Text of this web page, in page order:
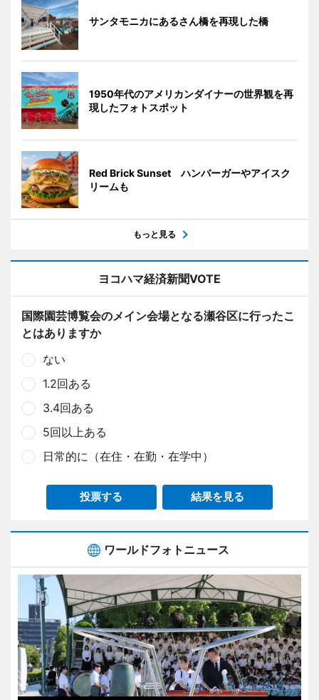
サンタモニカにあるさん橋を再現した橋
1950年代のアメリカンダイナーの世界観を再
現したフォトスポット
Red Brick Sunset ハンバーガーやアイスク
リームも
もっと見る
ヨコハマ経済新聞VOTE
国際園芸博覧会のメイン会場となる瀬谷区に行ったこ
とはありますか
ない
1.2回ある
3.4回ある
5回以上ある
日常的に（在住・在勤・在学中）
投票する 結果を見る
ワールドフォトニュース